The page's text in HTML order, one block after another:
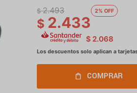
$ 2.433
$ 2.493 2
$ 2.068
COMPRAR